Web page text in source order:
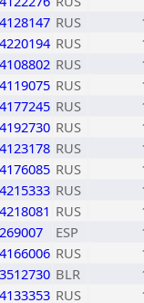
RUS
RUS
RUS
RUS
RUS
RUS
RUS
RUS
RUS
RUS
ESP
RUS
BLR
RUS